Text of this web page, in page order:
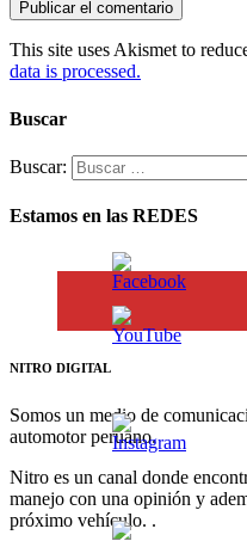
This site uses Akismet to
data is processed.
Buscar
Buscar:
Estamos en las REDES
NITRO DIGITAL
Somos un medio de
automotor peruano.
Nitro es un canal donde
manejo con una opinión y
próximo vehículo. .